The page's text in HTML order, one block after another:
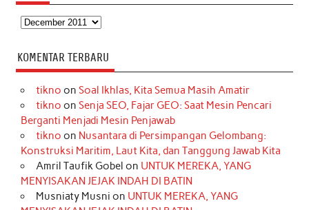
Arsip
KOMENTAR TERBARU
tikno on Soal Ikhlas, Kita Semua Masih Amatir
tikno on Senja SEO, Fajar GEO: Saat Mesin Pencari
Berganti Menjadi Mesin Penjawab
tikno on Nusantara di Persimpangan Gelombang:
Konstruksi Maritim, Laut Kita, dan Tanggung Jawab Kita
Amril Taufik Gobel on UNTUK MEREKA, YANG
MENYISAKAN JEJAK INDAH DI BATIN
Musniaty Musni on UNTUK MEREKA, YANG